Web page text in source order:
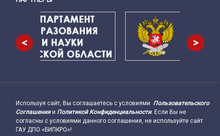
< >
Подвал сайта → влево
Используя сайт, Вы соглашаетесь с условиями Пользовательского
Соглашенияи Политикой Конфиденциальности. Если Вы не
согласны с условиями данного соглашения, не используйте сайт
ГАУ ДПО «БИПКРО»!